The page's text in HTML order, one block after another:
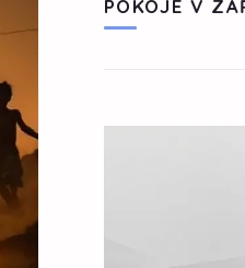
POKOJE V